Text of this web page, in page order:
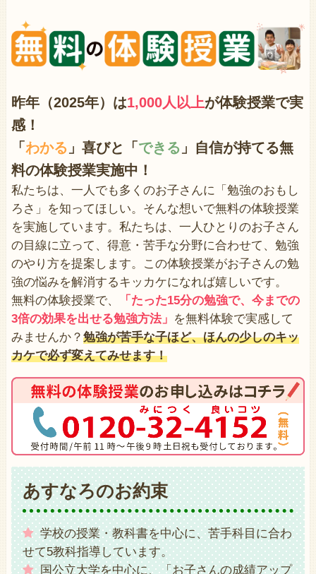
昨年（2025年）は1,000人以上が体験授業で実
感！
「 わかる 」喜びと「 できる 」自信が持てる無
料の体験授業実施中！
私たちは、一人でも多くのお子さんに「勉強のおもし
ろさ」を知ってほしい。そんな想いで無料の体験授業
を実施しています。私たちは、一人ひとりのお子さん
の目線に立って、得意・苦手な分野に合わせて、勉強
のやり方を提案します。この体験授業がお子さんの勉
強の悩みを解消するキッカケになれば嬉しいです。
無料の体験授業で、
「たった15分の勉強で、今までの
3倍の効果を出せる勉強方法」 を無料体験で実感して
みませんか？ 勉強が苦手な子ほど、ほんの少しのキッ
カケで必ず変えてみせます！
あすなろのお約束
学校の授業・教科書を中心に、苦手科目に合わ
せて5教科指導しています。
国公立大学を中心に、「お子さんの成績アップ